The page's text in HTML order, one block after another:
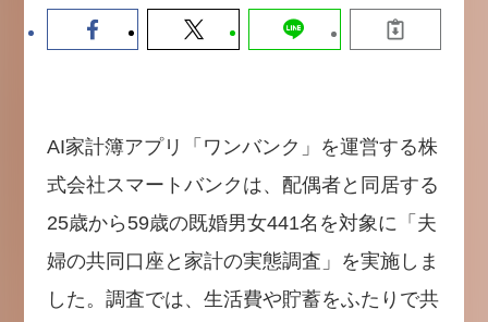
2026-08-07
AI家計簿アプリ「ワンバンク」を運営する株
式会社スマートバンクは、配偶者と同居する
25歳から59歳の既婚男女441名を対象に「夫
婦の共同口座と家計の実態調査」を実施しま
した。調査では、生活費や貯蓄をふたりで共